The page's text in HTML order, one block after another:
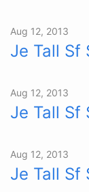
Aug 12, 2013
Je Tall Sf
Aug 12, 2013
Je Tall Sf
Aug 12, 2013
Je Tall Sf